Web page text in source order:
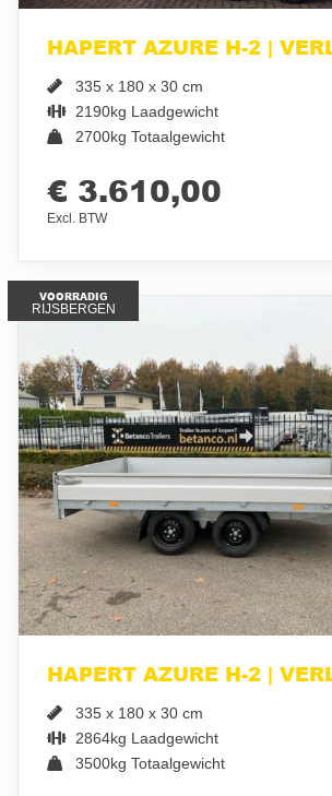
HAPERT AZURE H-2 |
335 x 180 x 30 cm
2190kg Laadgewicht
2700kg Totaalgewicht
€ 3.610,00
Excl. BTW
VOORRADIG
RIJSBERGEN
HAPERT AZURE H-2 |
335 x 180 x 30 cm
2864kg Laadgewicht
3500kg Totaalgewicht